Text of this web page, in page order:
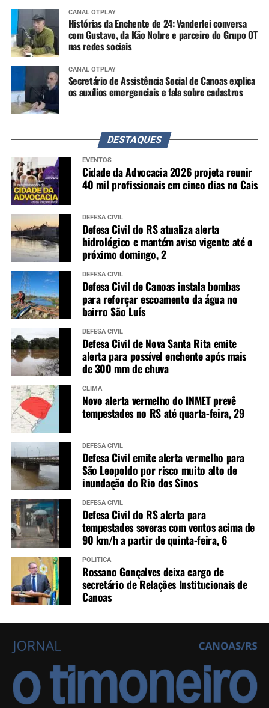
CANAL OTPLAY
Histórias da Enchente de 24: Vanderlei conversa
com Gustavo, da Kão Nobre e parceiro do Grupo OT
nas redes sociais
CANAL OTPLAY
Secretário de Assistência Social de Canoas explica
os auxílios emergenciais e fala sobre cadastros
DESTAQUES
EVENTOS
Cidade da Advocacia 2026 projeta reunir
40 mil profissionais em cinco dias no Cais
DEFESA CIVIL
Defesa Civil do RS atualiza alerta
hidrológico e mantém aviso vigente até o
próximo domingo, 2
DEFESA CIVIL
Defesa Civil de Canoas instala bombas
para reforçar escoamento da água no
bairro São Luís
DEFESA CIVIL
Defesa Civil de Nova Santa Rita emite
alerta para possível enchente após mais
de 300 mm de chuva
CLIMA
Novo alerta vermelho do INMET prevê
tempestades no RS até quarta-feira, 29
DEFESA CIVIL
Defesa Civil emite alerta vermelho para
São Leopoldo por risco muito alto de
inundação do Rio dos Sinos
DEFESA CIVIL
Defesa Civil do RS alerta para
tempestades severas com ventos acima de
90 km/h a partir de quinta-feira, 6
POLÍTICA
Rossano Gonçalves deixa cargo de
secretário de Relações Institucionais de
Canoas